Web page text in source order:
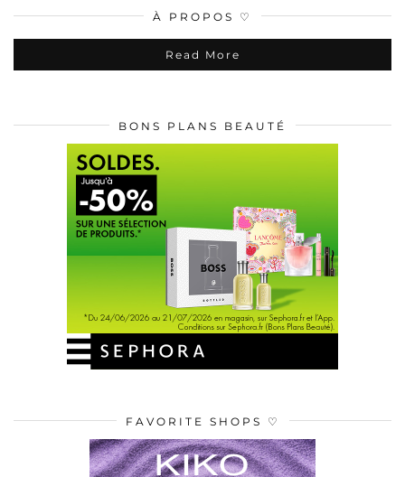
À PROPOS ♡
Read More
BONS PLANS BEAUTÉ
FAVORITE SHOPS ♡